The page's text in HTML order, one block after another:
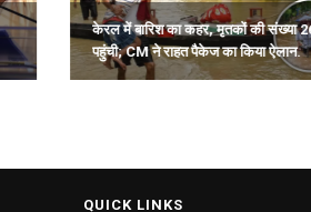
केरल में बारिश का कहर, मृतकों की संख्या
पहुंची; CM ने राहत पैकेज का किया ऐलान.
QUICK LINKS